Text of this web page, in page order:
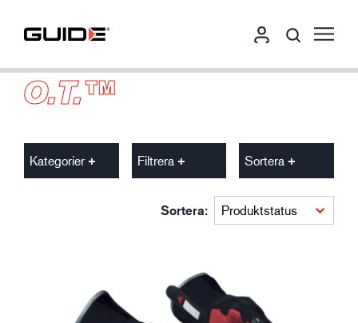
O.T.™
Kategorier Filtrera Sortera
Sortera: